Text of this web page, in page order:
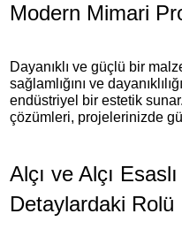
Modern Mimari
Dayanıklı ve güçlü bir
sağlamlığını ve
endüstriyel bir estetik
çözümleri, projelerinizde
Alçı ve Alçı
Detaylardaki Rolü